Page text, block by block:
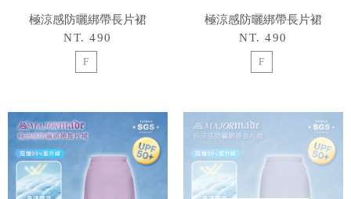
極涼感防曬綁帶長片裙
NT. 490
F
極涼感防曬綁帶長片裙
NT. 490
F